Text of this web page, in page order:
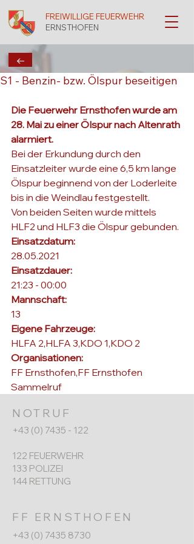
FREIWILLIGE FEUERWEHR
ERNSTHOFEN
S1 - Benzin- bzw. Ölspur beseitigen
Die Feuerwehr Ernsthofen wurde am
28. Mai zu einer ÖIspur nach Altenrath
alarmiert.
Bei der Erkundung durch den
Einsatzleiter wurde eine 6,5 km lange
Ölspur beginnend von der Loderleite
bis in die Weindlau festgestellt.
Von beiden Seiten wurde mittels
HLF2 und HLF3 die Ölspur gebunden.
Einsatzdatum:
28.05.2021
Einsatzdauer:
21:23 - 00:00
Mannschaft:
13
Eigene Fahrzeuge:
HLFA 2,HLFA 3,KDO 1,KDO 2
Organisationen:
FF Ernsthofen,FF Ernsthofen
Sammelruf
←
NOTRUF
+43 (0) 7435 - 122
122 FEUERWEHR
133 POLIZEI
144 RETTUNG
FF ERNSTHOFEN
+43 (0) 7435 8730